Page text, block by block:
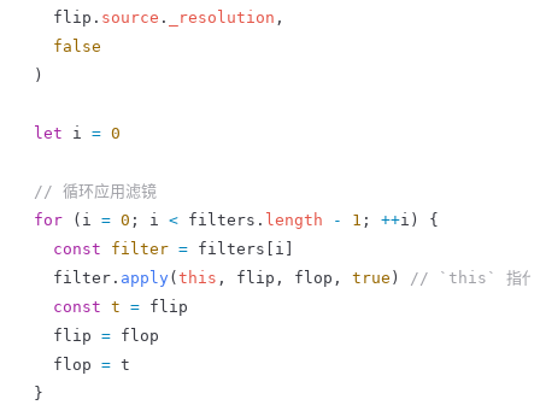
  flip
. source . _resolution ,
  false
)
let i = 0
// 循环应用滤镜
for ( i = 0 ; i < filters . length - 1 ; ++i ) {
  const
filter = filters i
  filter
. apply( this , flip , flop , true )
// `this` 指代
  const
t = flip
  flip
= flop
  flop
= t
}